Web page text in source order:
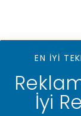
EN İYİ
İyi